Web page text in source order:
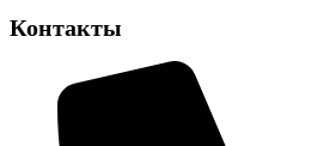
Контакты